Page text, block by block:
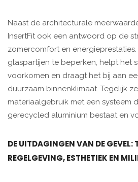
Naast de architecturale
InsertFit ook een antwoord op de
zomercomfort en
glaspartijen te beperken, helpt het
voorkomen en draagt het bij aan
duurzaam binnenklimaat. Tegelijk
materiaalgebruik met een systeem
gerecycled aluminium bestaat en
DE UITDAGINGEN VAN DE GEVEL:
REGELGEVING, ESTHETIEK EN